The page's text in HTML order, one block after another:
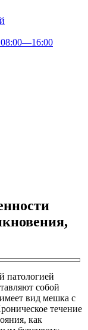
патологией
собой
вид мешка с
течение
как